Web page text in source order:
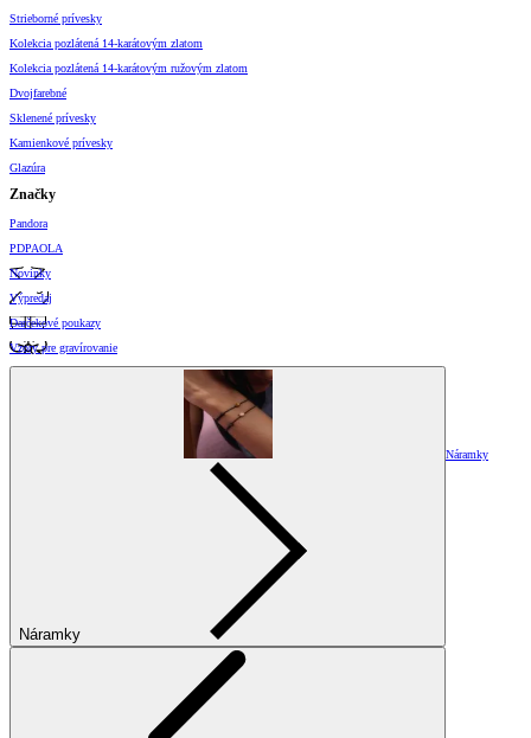
Strieborné prívesky
Kolekcia pozlátená 14-karátovým zlatom
Kolekcia pozlátená 14-karátovým ružovým zlatom
Dvojfarebné
Sklenené prívesky
Kamienkové prívesky
Glazúra
Značky
Pandora
PDPAOLA
Novinky
Výpredaj
Darčekové poukazy
Vzory pre gravírovanie
Náramky
Náramky